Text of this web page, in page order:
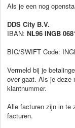
Als je een nog
DDS City B.V.
IBAN: NL96 INGB
BIC/SWIFT Code:
Vermeld bij je
over gaat. Als je deze
klantnummer.
Alle facturen zijn in te
facturen.